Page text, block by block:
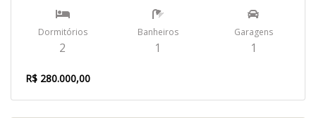
Dormitórios
2
Banheiros
1
Garagens
1
R$ 280.000,00